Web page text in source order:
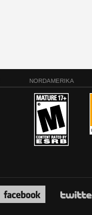
NORDAMERIKA